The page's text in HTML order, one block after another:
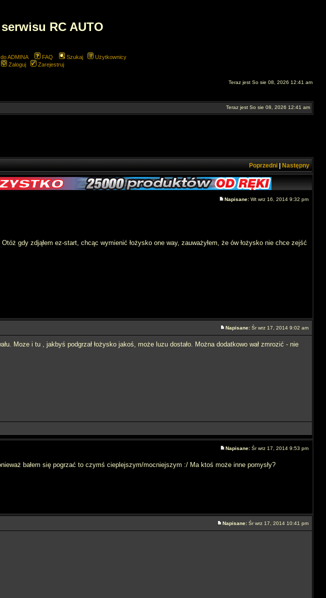
RC AUTO
ADMINA FAQ Szukaj
Użytkownicy
Zaloguj
Zarejestruj
Teraz jest So sie 08, 2026 12:41 am
Teraz jest So sie 08, 2026 12:41 am
Poprzedni Następny
Napisane: Wt wrz 16, 2014 9:32 pm
gdy zdjąłem ez-start, chcąc wymienić łożysko one way, zauważyłem, że ów łożysko nie chce zejść
Napisane: Śr wrz 17, 2014 9:02 am
Moze i tu , jakbyś podgrzał łożysko jakoś, może luzu dostało. Można dodatkowo wał zmrozić - nie
Napisane: Śr wrz 17, 2014 9:53 pm
bałem się pogrzać to czymś cieplejszym/mocniejszym :/ Ma ktoś może inne pomysły?
Napisane: Śr wrz 17, 2014 10:41 pm